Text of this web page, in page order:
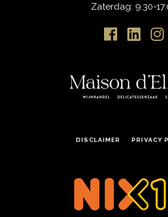
Zaterdag: 9.30-
DISCLAIMER PRIVACY